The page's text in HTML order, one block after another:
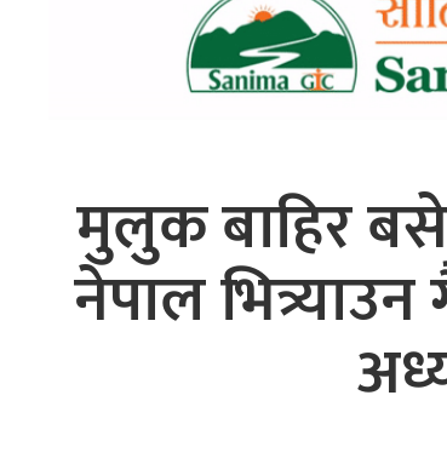
मुलुक बाहिर
नेपाल